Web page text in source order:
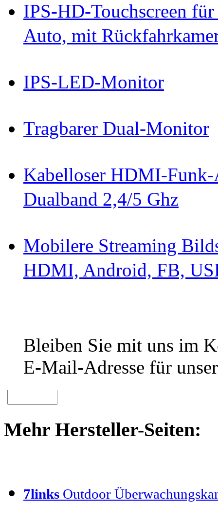
IPS-HD-Touchscreen
Auto, mit
IPS-LED-Monitor
Tragbarer Dual-Monitor
Kabelloser HDMI-
Dualband 2,4/5 Ghz
Mobilere Streaming
HDMI, Android, FB,
Bleiben Sie mit uns im
E-Mail-Adresse für
Mehr Hersteller-Seiten:
7links Outdoor